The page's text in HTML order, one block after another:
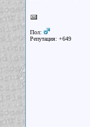
Пол:
Репутация: +649